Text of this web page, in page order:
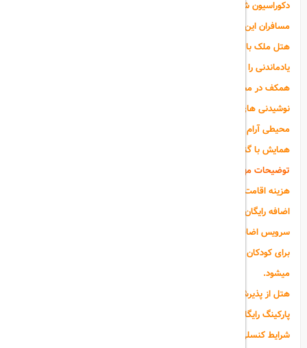
دکوراسیون شیک و مجهز به امکانات رفاهی مطلوب برای راحتی و آسایش
مسافران این شهر طراحی شده است.
هتل ملک با امکانات قابل توجه و سرویس دهی عالی اوقات خوش و به
یادماندنی را برای میهمانان خود آرزومند است. چایخانه سنتی در طبقه
همکف در محیطی راحت و زیبا، کافی شاپ در طبقه همکف با سرو انواع
نوشیدنی های سرد و گرم و دسرهای متنوع، رستوران در طبقه همکف با
محیطی آرام و دلپذیر همراه با غذاها و نوشیدنی های لذیذ و سالن مراسم و
همایش با گنجایش 500 نفر برخی از امکانات این هتل هستند.
توضیحات مهم هتل ملک اصفهان
اضافه رایگان می باشد.
سرویس اضافه به صورت کف خواب ارائه می گردد.
میشود.
هتل از پذیرش مسافر با صیغه نامه معذور می باشد.
پارکینگ رایگان میباشد(با فضای محدود در روزهای شلوغ).
شرایط کنسلی :